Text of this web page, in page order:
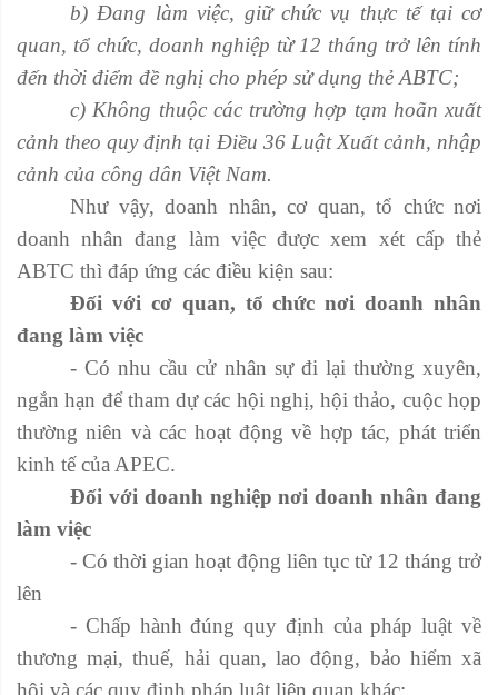
b) Đang làm việc, giữ chức vụ thực tế tại cơ
quan, tổ chức, doanh nghiệp từ 12 tháng trở lên tính
đến thời điểm đề nghị cho phép sử dụng thẻ ABTC;
c) Không thuộc các trường hợp tạm hoãn xuất
cảnh theo quy định tại Điều 36 Luật Xuất cảnh, nhập
cảnh của công dân Việt Nam.
Như vậy, doanh nhân, cơ quan, tổ chức nơi
doanh nhân đang làm việc được xem xét cấp thẻ
ABTC thì đáp ứng các điều kiện sau:
Đối với cơ quan, tổ chức nơi doanh nhân
đang làm việc
- Có nhu cầu cử nhân sự đi lại thường xuyên,
ngắn hạn để tham dự các hội nghị, hội thảo, cuộc họp
thường niên và các hoạt động về hợp tác, phát triển
kinh tế của APEC.
Đối với doanh nghiệp nơi doanh nhân đang
làm việc
- Có thời gian hoạt động liên tục từ 12 tháng trở
lên
- Chấp hành đúng quy định của pháp luật về
thương mại, thuế, hải quan, lao động, bảo hiểm xã